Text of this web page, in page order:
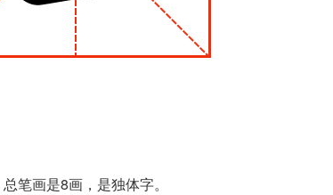
笔画是8画，是独体字。